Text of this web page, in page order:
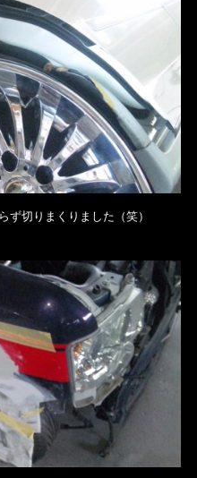
ず切りまくりました（笑）